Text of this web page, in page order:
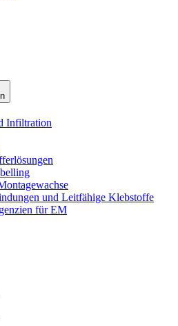
Infiltration
und Leitfähige Klebstoffe
für EM